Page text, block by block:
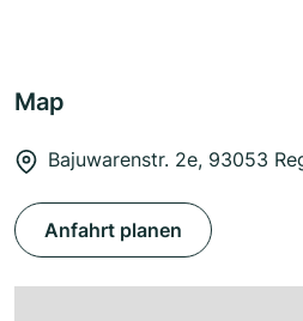
Map
Bajuwarenstr. 2e, 93053
Anfahrt planen